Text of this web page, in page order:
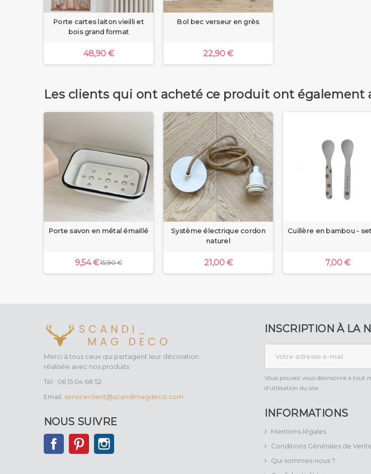
Porte cartes laiton vieilli et
bois grand format
48,90 €
Bol bec verseur en grès
22,90 €
Les clients qui ont acheté ce produit ont également
Porte savon en métal émaillé
9,54 €15,90 €
Système électrique cordon
naturel
21,00 €
Cuillère en bambou -
7,00 €
Merci à tous ceux qui partagent leur décoration
réalisée avec nos produits
Tél : 06 15 04 68 52
Email: serviceclient@scandimagdeco.com
NOUS SUIVRE
FacebookPinterest
INSCRIPTION À LA
Vous pouvez vous désinscrire à
d'utilisation du site.
INFORMATIONS
Mentions légales
Conditions Générales de
Qui sommes-nous ?